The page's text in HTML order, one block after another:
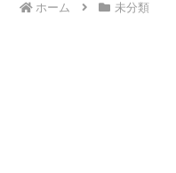
ホーム 未分類